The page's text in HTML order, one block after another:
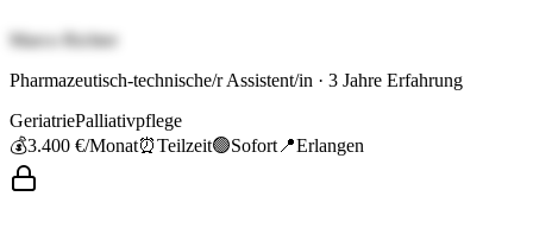
Marco Richter
Pharmazeutisch-technische/r Assistent/in · 3 Jahre Erfahrung
GeriatriePalliativpflege
💰3.400 €/Monat⏰Teilzeit🟢Sofort 📍Erlangen